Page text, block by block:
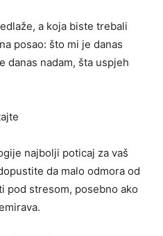
a koja biste trebali
posao: što mi je danas
danas nadam, šta uspjeh
najbolji poticaj za vaš
da malo odmora od
pod stresom, posebno ako